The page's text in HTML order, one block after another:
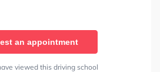
an appointment
viewed this driving school